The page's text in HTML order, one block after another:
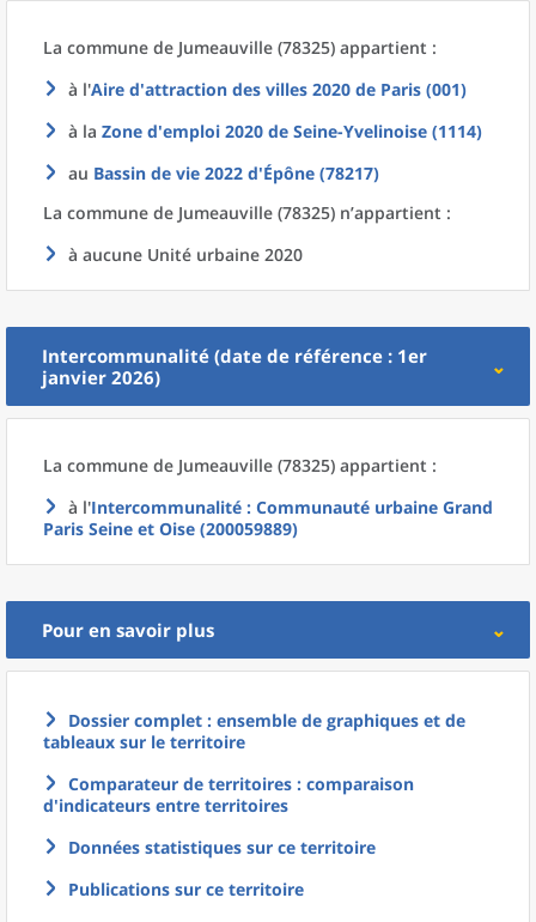
La commune de Jumeauville (78325) appartient :
à l'Aire d'attraction des villes 2020 de Paris (001)
à la Zone d'emploi 2020 de Seine-Yvelinoise (1114)
au Bassin de vie 2022 d'Épône (78217)
La commune de Jumeauville (78325) n’appartient :
à aucune Unité urbaine 2020
Intercommunalité (date de référence : 1er
janvier 2026)
La commune de Jumeauville (78325) appartient :
à l'Intercommunalité : Communauté urbaine Grand
Paris Seine et Oise (200059889)
Pour en savoir plus
Dossier complet : ensemble de graphiques et de
tableaux sur le territoire
Comparateur de territoires : comparaison
d'indicateurs entre territoires
Données statistiques sur ce territoire
Publications sur ce territoire